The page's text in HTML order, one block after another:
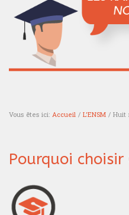
Vous êtes ici: Accueil / L'ENSM / Huit
Pourquoi choisir